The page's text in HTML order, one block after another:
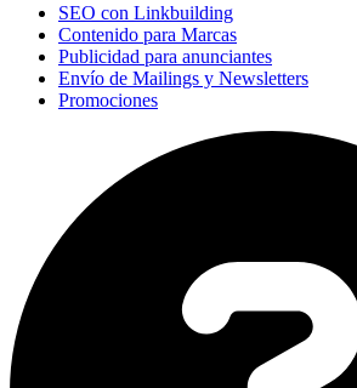
SEO con Linkbuilding
Contenido para Marcas
Publicidad para anunciantes
Envío de Mailings y Newsletters
Promociones